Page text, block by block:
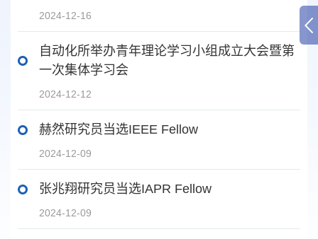
2024-12-16
自动化所举办青年理论学习小组成立大会暨第
一次集体学习会
2024-12-12
赫然研究员当选IEEE Fellow
2024-12-09
张兆翔研究员当选IAPR Fellow
2024-12-09